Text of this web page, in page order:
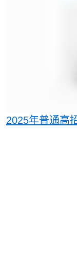
2025年普通高